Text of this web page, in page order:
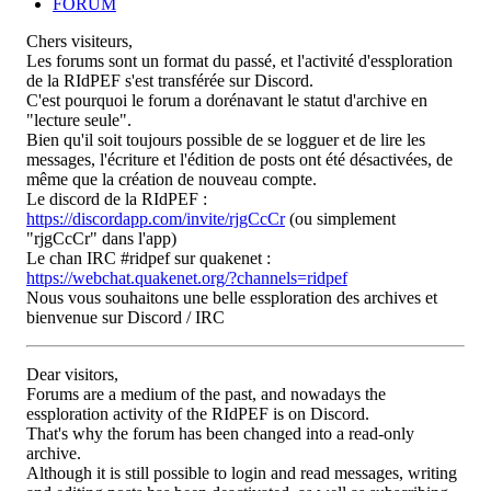
Chers visiteurs,
Les forums sont un format du passé, et l'activité d'essploration
de la RIdPEF s'est transférée sur Discord.
C'est pourquoi le forum a dorénavant le statut d'archive en
"lecture seule".
Bien qu'il soit toujours possible de se logguer et de lire les
messages, l'écriture et l'édition de posts ont été désactivées, de
même que la création de nouveau compte.
Le discord de la RIdPEF :
https://discordapp.com/invite/rjgCcCr(ou simplement
"rjgCcCr" dans l'app)
Le chan IRC #ridpef sur quakenet :
https://webchat.quakenet.org/?channels=ridpef
Nous vous souhaitons une belle essploration des archives et
bienvenue sur Discord / IRC
Dear visitors,
Forums are a medium of the past, and nowadays the
essploration activity of the RIdPEF is on Discord.
That's why the forum has been changed into a read-only
archive.
Although it is still possible to login and read messages, writing